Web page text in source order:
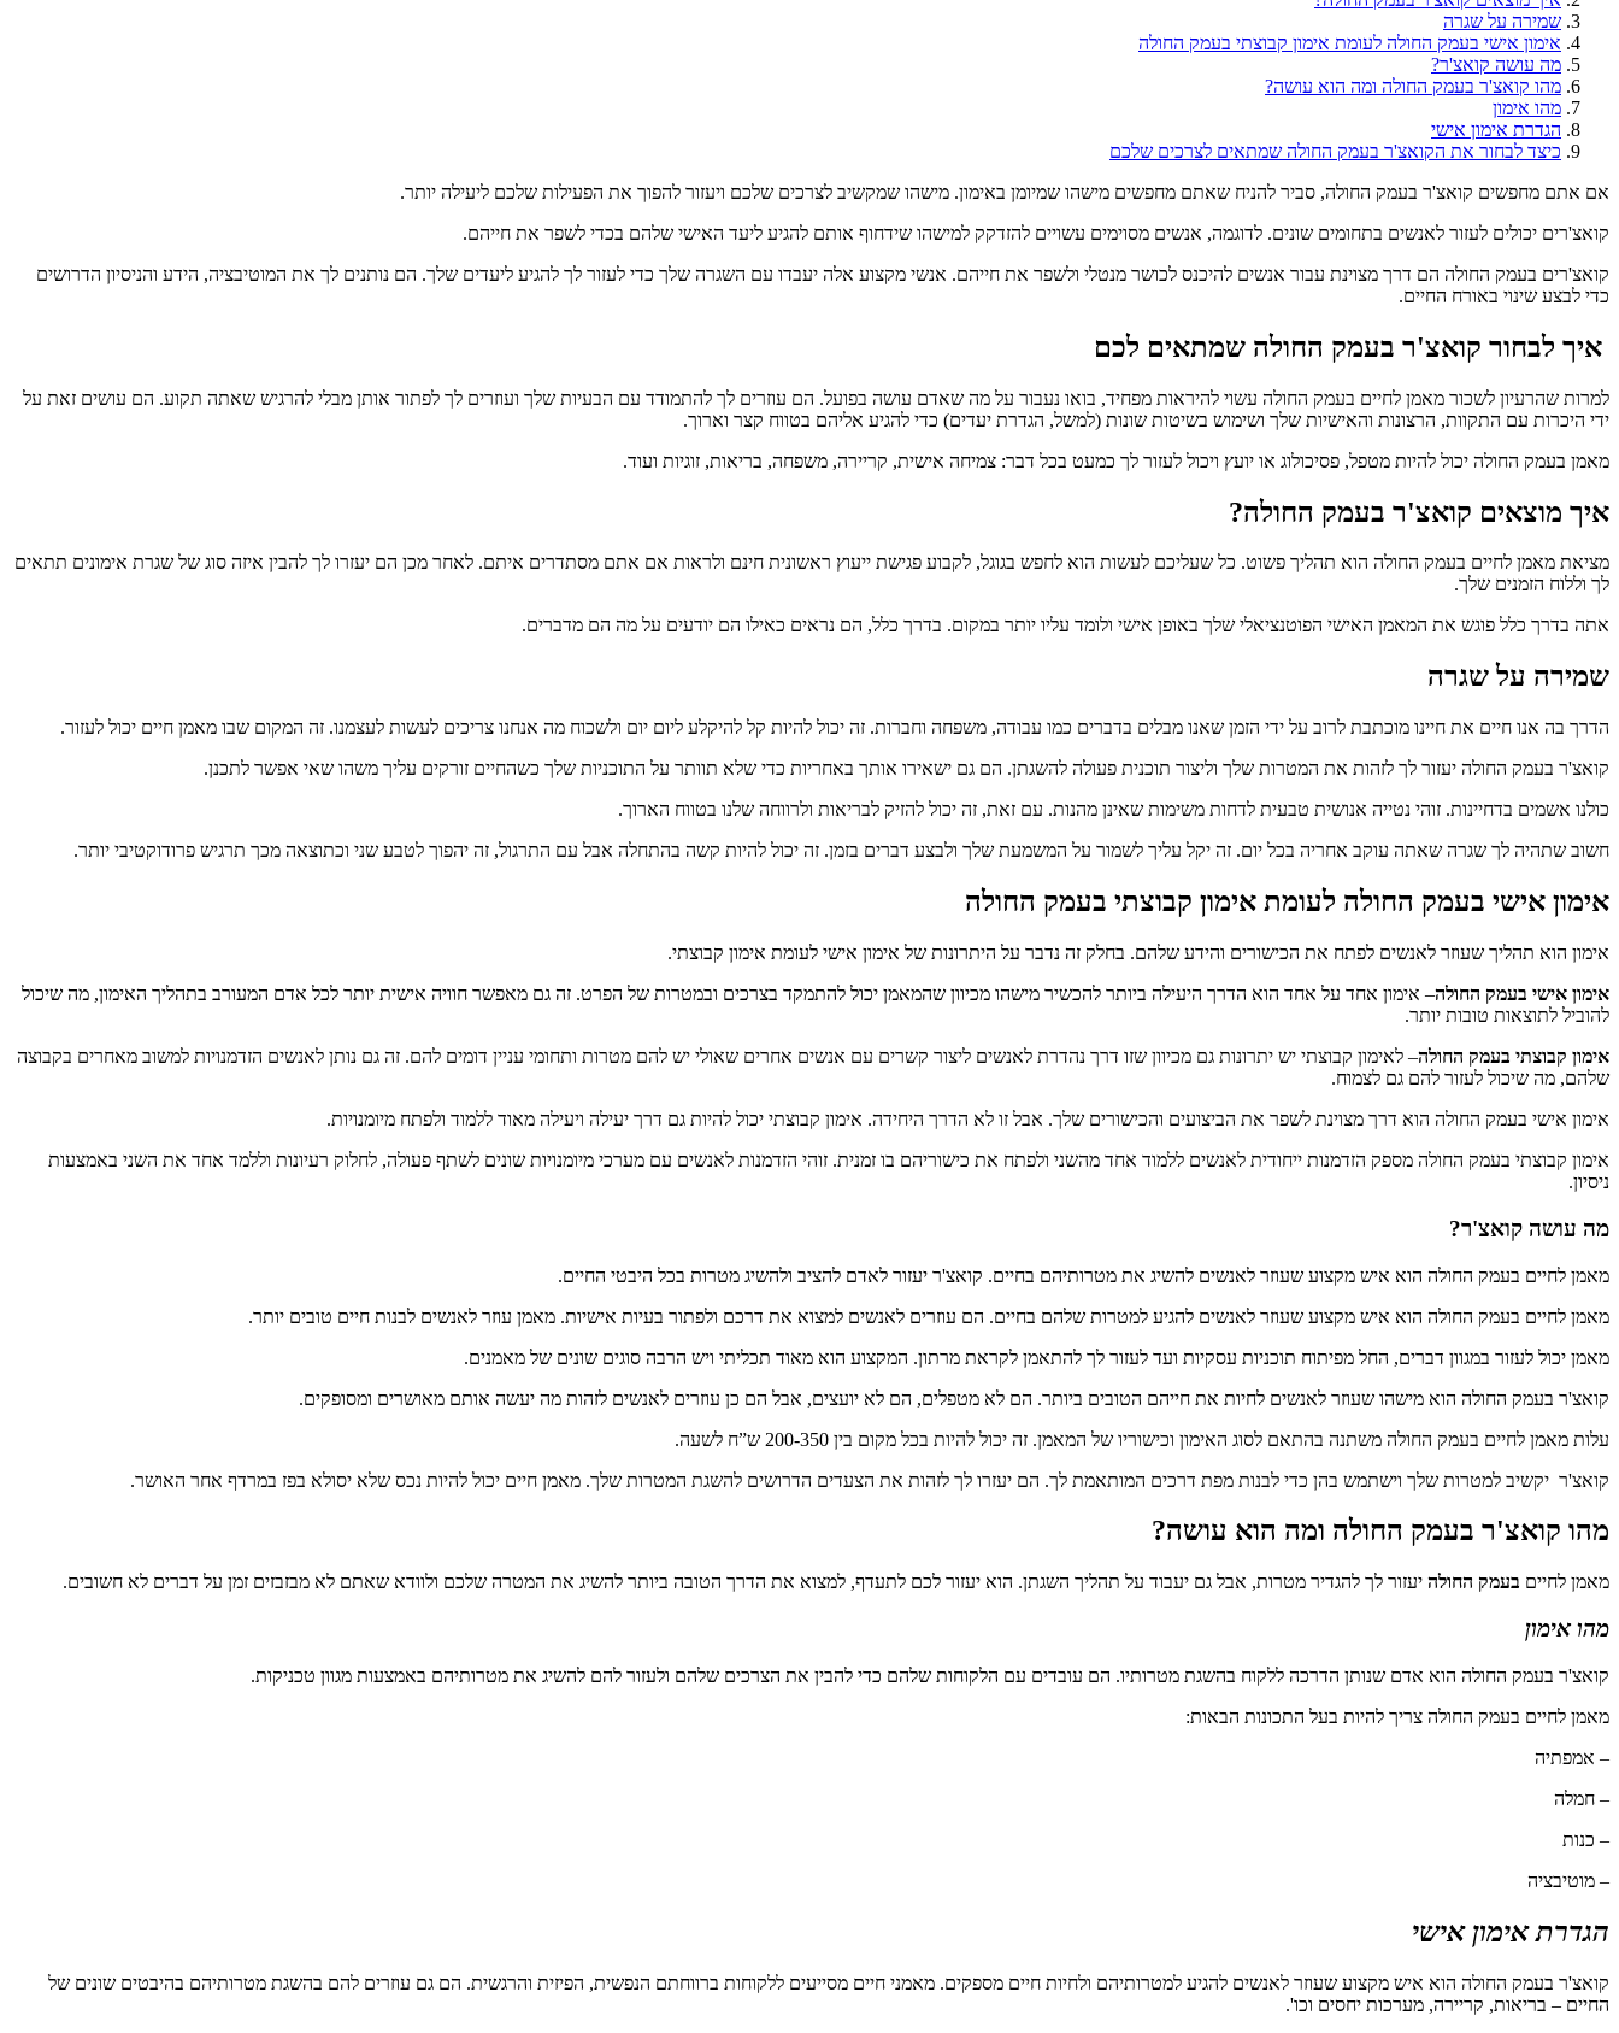
שמירה על שגרה
אימון אישי בעמק החולה לעומת אימון קבוצתי בעמק החולה
מה עושה קואצ'ר?
מהו קואצ'ר בעמק החולה ומה הוא עושה?
מהו אימון
הגדרת אימון אישי
כיצד לבחור את הקואצ'ר בעמק החולה שמתאים לצרכים שלכם
אם אתם מחפשים קואצ'ר בעמק החולה, סביר להניח שאתם מחפשים מישהו שמיומן באימון. מישהו שמקשיב לצרכים שלכם ויעזור להפוך את הפעילות שלכם ליעילה יותר.
קואצ'רים יכולים לעזור לאנשים בתחומים שונים. לדוגמה, אנשים מסוימים עשויים להזדקק למישהו שידחוף אותם להגיע ליעד האישי שלהם בכדי לשפר את חייהם.
קואצ'רים בעמק החולה הם דרך מצוינת עבור אנשים להיכנס לכושר מנטלי ולשפר את חייהם. אנשי מקצוע אלה יעבדו עם השגרה שלך כדי לעזור לך להגיע ליעדים שלך. הם נותנים לך את המוטיבציה, הידע והניסיון הדרושים
כדי לבצע שינוי באורח החיים.
איך לבחור קואצ'ר בעמק החולה שמתאים לכם
למרות שהרעיון לשכור מאמן לחיים בעמק החולה עשוי להיראות מפחיד, בואו נעבור על מה שאדם עושה בפועל. הם עוזרים לך להתמודד עם הבעיות שלך ועוזרים לך לפתור אותן מבלי להרגיש שאתה תקוע. הם עושים זאת על
ידי היכרות עם התקוות, הרצונות והאישיות שלך ושימוש בשיטות שונות (למשל, הגדרת יעדים) כדי להגיע אליהם בטווח קצר וארוך.
מאמן בעמק החולה יכול להיות מטפל, פסיכולוג או יועץ ויכול לעזור לך כמעט בכל דבר: צמיחה אישית, קריירה, משפחה, בריאות, זוגיות ועוד.
איך מוצאים קואצ'ר בעמק החולה?
מציאת מאמן לחיים בעמק החולה הוא תהליך פשוט. כל שעליכם לעשות הוא לחפש בגוגל, לקבוע פגישת ייעוץ ראשונית חינם ולראות אם אתם מסתדרים איתם. לאחר מכן הם יעזרו לך להבין איזה סוג של שגרת אימונים תתאים
לך וללוח הזמנים שלך.
אתה בדרך כלל פוגש את המאמן האישי הפוטנציאלי שלך באופן אישי ולומד עליו יותר במקום. בדרך כלל, הם נראים כאילו הם יודעים על מה הם מדברים.
שמירה על שגרה
הדרך בה אנו חיים את חיינו מוכתבת לרוב על ידי הזמן שאנו מבלים בדברים כמו עבודה, משפחה וחברות. זה יכול להיות קל להיקלע ליום יום ולשכוח מה אנחנו צריכים לעשות לעצמנו. זה המקום שבו מאמן חיים יכול לעזור.
קואצ'ר בעמק החולה יעזור לך לזהות את המטרות שלך וליצור תוכנית פעולה להשגתן. הם גם ישאירו אותך באחריות כדי שלא תוותר על התוכניות שלך כשהחיים זורקים עליך משהו שאי אפשר לתכנן.
כולנו אשמים בדחיינות. זוהי נטייה אנושית טבעית לדחות משימות שאינן מהנות. עם זאת, זה יכול להזיק לבריאות ולרווחה שלנו בטווח הארוך.
חשוב שתהיה לך שגרה שאתה עוקב אחריה בכל יום. זה יקל עליך לשמור על המשמעת שלך ולבצע דברים בזמן. זה יכול להיות קשה בהתחלה אבל עם התרגול, זה יהפוך לטבע שני וכתוצאה מכך תרגיש פרודוקטיבי יותר.
אימון אישי בעמק החולה לעומת אימון קבוצתי בעמק החולה
אימון הוא תהליך שעוזר לאנשים לפתח את הכישורים והידע שלהם. בחלק זה נדבר על היתרונות של אימון אישי לעומת אימון קבוצתי.
אימון אישי בעמק החולה– אימון אחד על אחד הוא הדרך היעילה ביותר להכשיר מישהו מכיוון שהמאמן יכול להתמקד בצרכים ובמטרות של הפרט. זה גם מאפשר חוויה אישית יותר לכל אדם המעורב בתהליך האימון, מה שיכול
להוביל לתוצאות טובות יותר.
אימון קבוצתי בעמק החולה– לאימון קבוצתי יש יתרונות גם מכיוון שזו דרך נהדרת לאנשים ליצור קשרים עם אנשים אחרים שאולי יש להם מטרות ותחומי עניין דומים להם. זה גם נותן לאנשים הזדמנויות למשוב מאחרים בקבוצה
שלהם, מה שיכול לעזור להם גם לצמוח.
אימון אישי בעמק החולה הוא דרך מצוינת לשפר את הביצועים והכישורים שלך. אבל זו לא הדרך היחידה. אימון קבוצתי יכול להיות גם דרך יעילה ויעילה מאוד ללמוד ולפתח מיומנויות.
אימון קבוצתי בעמק החולה מספק הזדמנות ייחודית לאנשים ללמוד אחד מהשני ולפתח את כישוריהם בו זמנית. זוהי הזדמנות לאנשים עם מערכי מיומנויות שונים לשתף פעולה, לחלוק רעיונות וללמד אחד את השני באמצעות
ניסיון.
מה עושה קואצ'ר?
מאמן לחיים בעמק החולה הוא איש מקצוע שעוזר לאנשים להשיג את מטרותיהם בחיים. קואצ'ר יעזור לאדם להציב ולהשיג מטרות בכל היבטי החיים.
מאמן לחיים בעמק החולה הוא איש מקצוע שעוזר לאנשים להגיע למטרות שלהם בחיים. הם עוזרים לאנשים למצוא את דרכם ולפתור בעיות אישיות. מאמן עוזר לאנשים לבנות חיים טובים יותר.
מאמן יכול לעזור במגוון דברים, החל מפיתוח תוכניות עסקיות ועד לעזור לך להתאמן לקראת מרתון. המקצוע הוא מאוד תכליתי ויש הרבה סוגים שונים של מאמנים.
קואצ'ר בעמק החולה הוא מישהו שעוזר לאנשים לחיות את חייהם הטובים ביותר. הם לא מטפלים, הם לא יועצים, אבל הם כן עוזרים לאנשים לזהות מה יעשה אותם מאושרים ומסופקים.
עלות מאמן לחיים בעמק החולה משתנה בהתאם לסוג האימון וכישוריו של המאמן. זה יכול להיות בכל מקום בין 200-350 ש”ח לשעה.
קואצ'ר יקשיב למטרות שלך וישתמש בהן כדי לבנות מפת דרכים המותאמת לך. הם יעזרו לך לזהות את הצעדים הדרושים להשגת המטרות שלך. מאמן חיים יכול להיות נכס שלא יסולא בפז במרדף אחר האושר.
מהו קואצ'ר בעמק החולה ומה הוא עושה?
מאמן לחיים בעמק החולה יעזור לך להגדיר מטרות, אבל גם יעבוד על תהליך השגתן. הוא יעזור לכם לתעדף, למצוא את הדרך הטובה ביותר להשיג את המטרה שלכם ולוודא שאתם לא מבזבזים זמן על דברים לא חשובים.
מהו אימון
קואצ'ר בעמק החולה הוא אדם שנותן הדרכה ללקוח בהשגת מטרותיו. הם עובדים עם הלקוחות שלהם כדי להבין את הצרכים שלהם ולעזור להם להשיג את מטרותיהם באמצעות מגוון טכניקות.
מאמן לחיים בעמק החולה צריך להיות בעל התכונות הבאות:
– אמפתיה
– חמלה
– כנות
– מוטיבציה
הגדרת אימון אישי
קואצ'ר בעמק החולה הוא איש מקצוע שעוזר לאנשים להגיע למטרותיהם ולחיות חיים מספקים. מאמני חיים מסייעים ללקוחות ברווחתם הנפשית, הפיזית והרגשית. הם גם עוזרים להם בהשגת מטרותיהם בהיבטים שונים של
החיים – בריאות, קריירה, מערכות יחסים וכו'.